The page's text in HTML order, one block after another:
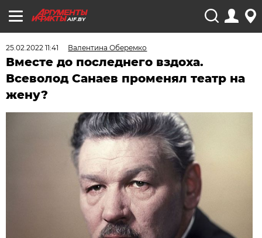
AIF.BY
25.02.2022 11:41 Валентина Оберемко
Вместе до последнего вздоха.
Всеволод Санаев променял театр на
жену?